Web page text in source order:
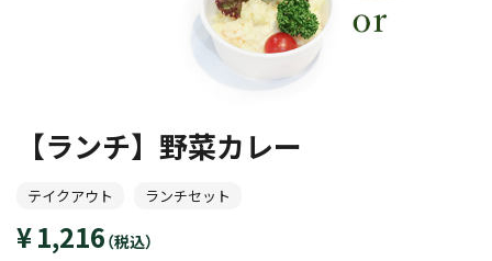
【ランチ】野菜カレー
テイクアウト ランチセット
1,216（税込）